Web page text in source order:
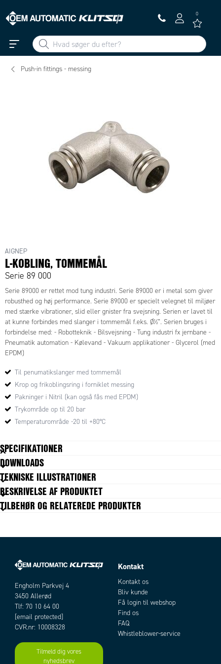
0
Push-in fittings - messing
AIGNEP
L-KOBLING, TOMMEMÅL
Serie 89 000
Serie 89000 er rettet mod tung industri. Serie 89000 er i metal som giver
robusthed og høj performance. Serie 89000 er specielt velegnet til miljøer
med stærke vibrationer, slid eller gnister fra svejsning. Serien er lavet til
at kunne forbindes med slanger i tommemål f.eks. Ø½”. Serien bruges i
forbindelse med: - Robotteknik - Bilsvejsning - Tung industri fx jernbane -
Pneumatik automation - Kølevand - Vakuum applikationer - Glycerol (med
EPDM)
Til penumatikslanger med tommemål
Krop og frikoblingsring i forniklet messing
Pakninger i Nitril (kan også fås med EPDM)
Trykområde op til 20 bar
Temperaturområde -20 til +80°C
SPECIFIKATIONER
Materiale body
Materiale frikoblingsring
Materiale pakning NBR
Temperaturområde fra -20 °C
Trykområde max
DOWNLOADS
TEKNISKE ILLUSTRATIONER
BESKRIVELSE AF PRODUKTET
TILBEHØR OG RELATEREDE PRODUKTER
Engholm Parkvej 4
3450 Allerød
Tlf: 70 10 64 00
[email protected]
CVR.nr: 10008328
Tilmeld dig vores
nyhedsbrev
Kontakt
Kontakt os
Bliv kunde
Få login til webshop
Find os
FAQ
Whistleblower-service